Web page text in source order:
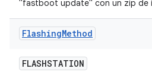
"fastboot update" con un zip de
FlashingMethod
FLASHSTATION